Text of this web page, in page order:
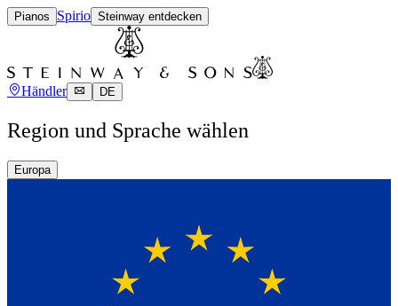
Pianos Spirio Steinway entdecken
Händler DE
Region und Sprache wählen
Europa